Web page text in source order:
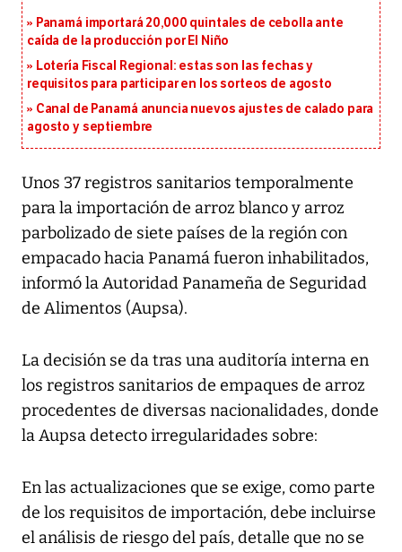
Panamá importará 20,000 quintales de cebolla ante
caída de la producción por El Niño
Lotería Fiscal Regional: estas son las fechas y
requisitos para participar en los sorteos de agosto
Canal de Panamá anuncia nuevos ajustes de calado para
agosto y septiembre
Unos 37 registros sanitarios temporalmente
para la importación de arroz blanco y arroz
parbolizado de siete países de la región con
empacado hacia Panamá fueron inhabilitados,
informó la Autoridad Panameña de Seguridad
de Alimentos (Aupsa).
La decisión se da tras una auditoría interna en
los registros sanitarios de empaques de arroz
procedentes de diversas nacionalidades, donde
la Aupsa detecto irregularidades sobre:
En las actualizaciones que se exige, como parte
de los requisitos de importación, debe incluirse
el análisis de riesgo del país, detalle que no se